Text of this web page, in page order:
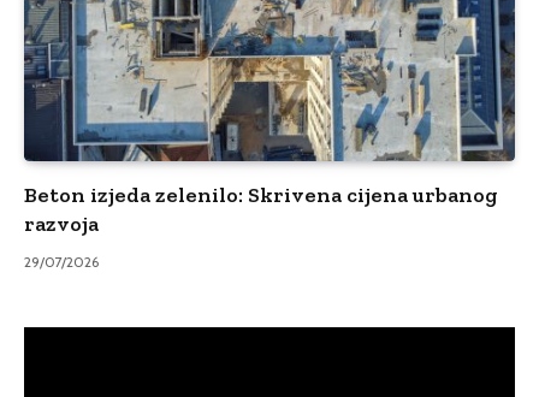
Beton izjeda zelenilo: Skrivena cijena urbanog
razvoja
29/07/2026